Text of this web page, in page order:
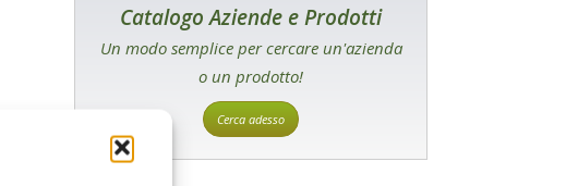
Catalogo Aziende e Prodotti
Un modo semplice per cercare un'azienda
o un prodotto!
Cerca adesso